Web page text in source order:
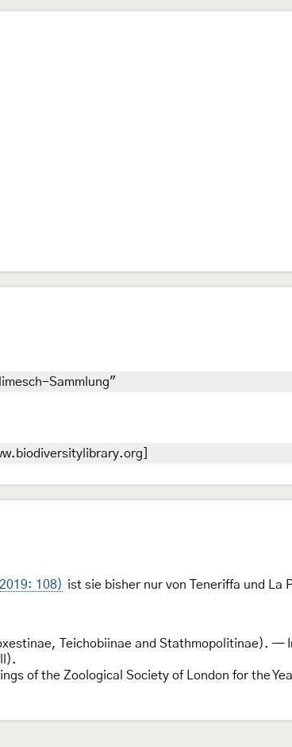
Sammlung"
108) ist sie bisher nur von Teneriffa und La
Teichobiinae and Stathmopolitinae). —
of the Zoological Society of London for the